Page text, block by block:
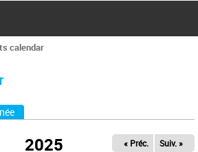
calendar
2025 « Préc. Suiv. »